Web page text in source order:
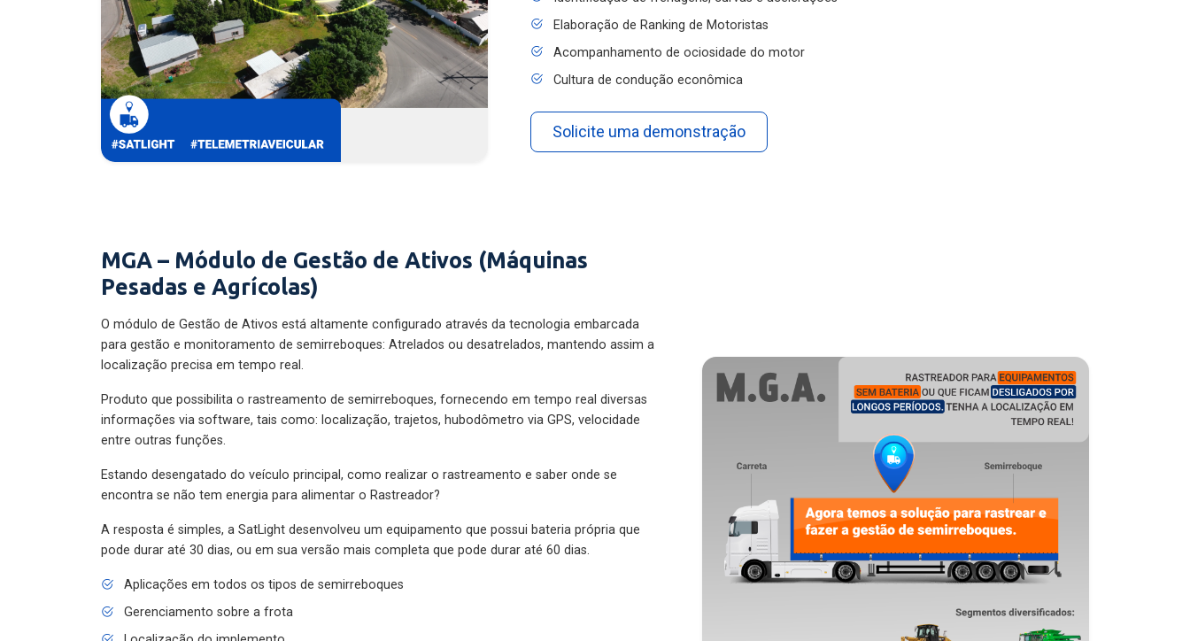
Elaboração de Ranking de Motoristas
Acompanhamento de ociosidade do motor
Cultura de condução econômica
Solicite uma demonstração
MGA – Módulo de Gestão de Ativos (Máquinas
Pesadas e Agrícolas)
O módulo de Gestão de Ativos está altamente configurado através da tecnologia embarcada
para gestão e monitoramento de semirreboques: Atrelados ou desatrelados, mantendo assim a
localização precisa em tempo real.
Produto que possibilita o rastreamento de semirreboques, fornecendo em tempo real diversas
informações via software, tais como: localização, trajetos, hubodômetro via GPS, velocidade
entre outras funções.
Estando desengatado do veículo principal, como realizar o rastreamento e saber onde se
encontra se não tem energia para alimentar o Rastreador?
A resposta é simples, a SatLight desenvolveu um equipamento que possui bateria própria que
pode durar até 30 dias, ou em sua versão mais completa que pode durar até 60 dias.
Aplicações em todos os tipos de semirreboques
Gerenciamento sobre a frota
Localização do implemento